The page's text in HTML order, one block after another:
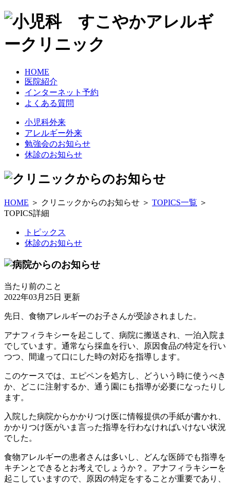
HOME
医院紹介
インターネット予約
よくある質問
小児科外来
アレルギー外来
勉強会のお知らせ
休診のお知らせ
HOME ＞ クリニックからのお知らせ ＞ TOPICS一覧 ＞
TOPICS詳細
トピックス
休診のお知らせ
当たり前のこと
2022年03月25日 更新
先日、食物アレルギーのお子さんが受診されました。
アナフィラキシーを起こして、病院に搬送され、一泊入院ま
でしています。通常なら採血を行い、原因食品の特定を行い
つつ、間違って口にした時の対応を指導します。
このケースでは、エピペンを処方し、どういう時に使うべき
か、どこに注射するか、通う園にも指導が必要になったりし
ます。
入院した病院からかかりつけ医に情報提供の手紙が書かれ、
かかりつけ医がいま言った指導を行わなければいけない状況
でした。
食物アレルギーの患者さんは多いし、どんな医師でも指導を
キチンとできるとお考えでしょうか？。アナフィラキシーを
起こしていますので、原因の特定をすることが重要であり、